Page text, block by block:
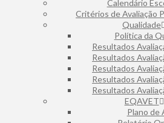
Calendário
Critérios de Avaliação
Qualidade
Política da
Resultados
Resultados
Resultados
Resultados
Resultados
EQAVET
Plano de